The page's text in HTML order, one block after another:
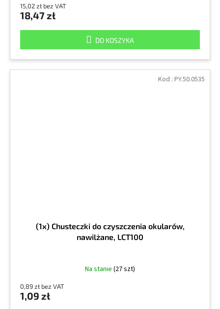
15,02 zł bez VAT
18,47 zł
DO KOSZYKA
(1x) Chusteczki do czyszczenia okularów,
nawilżane, LCT100
Na stanie (27 szt)
0,89 zł bez VAT
1,09 zł
Kod : PY.50.0535